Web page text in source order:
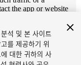
석 및 본 사이트
를 제공하기 위
대한 귀하의 사